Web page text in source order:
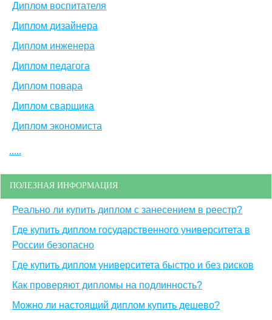
Диплом воспитателя
Диплом дизайнера
Диплом инженера
Диплом педагога
Диплом повара
Диплом сварщика
Диплом экономиста
.....
ПОЛЕЗНАЯ ИНФОРМАЦИЯ
Реально ли купить диплом с занесением в реестр?
Где купить диплом государственного университета в
России безопасно
Где купить диплом университета быстро и без рисков
Как проверяют дипломы на подлинность?
Можно ли настоящий диплом купить дешево?